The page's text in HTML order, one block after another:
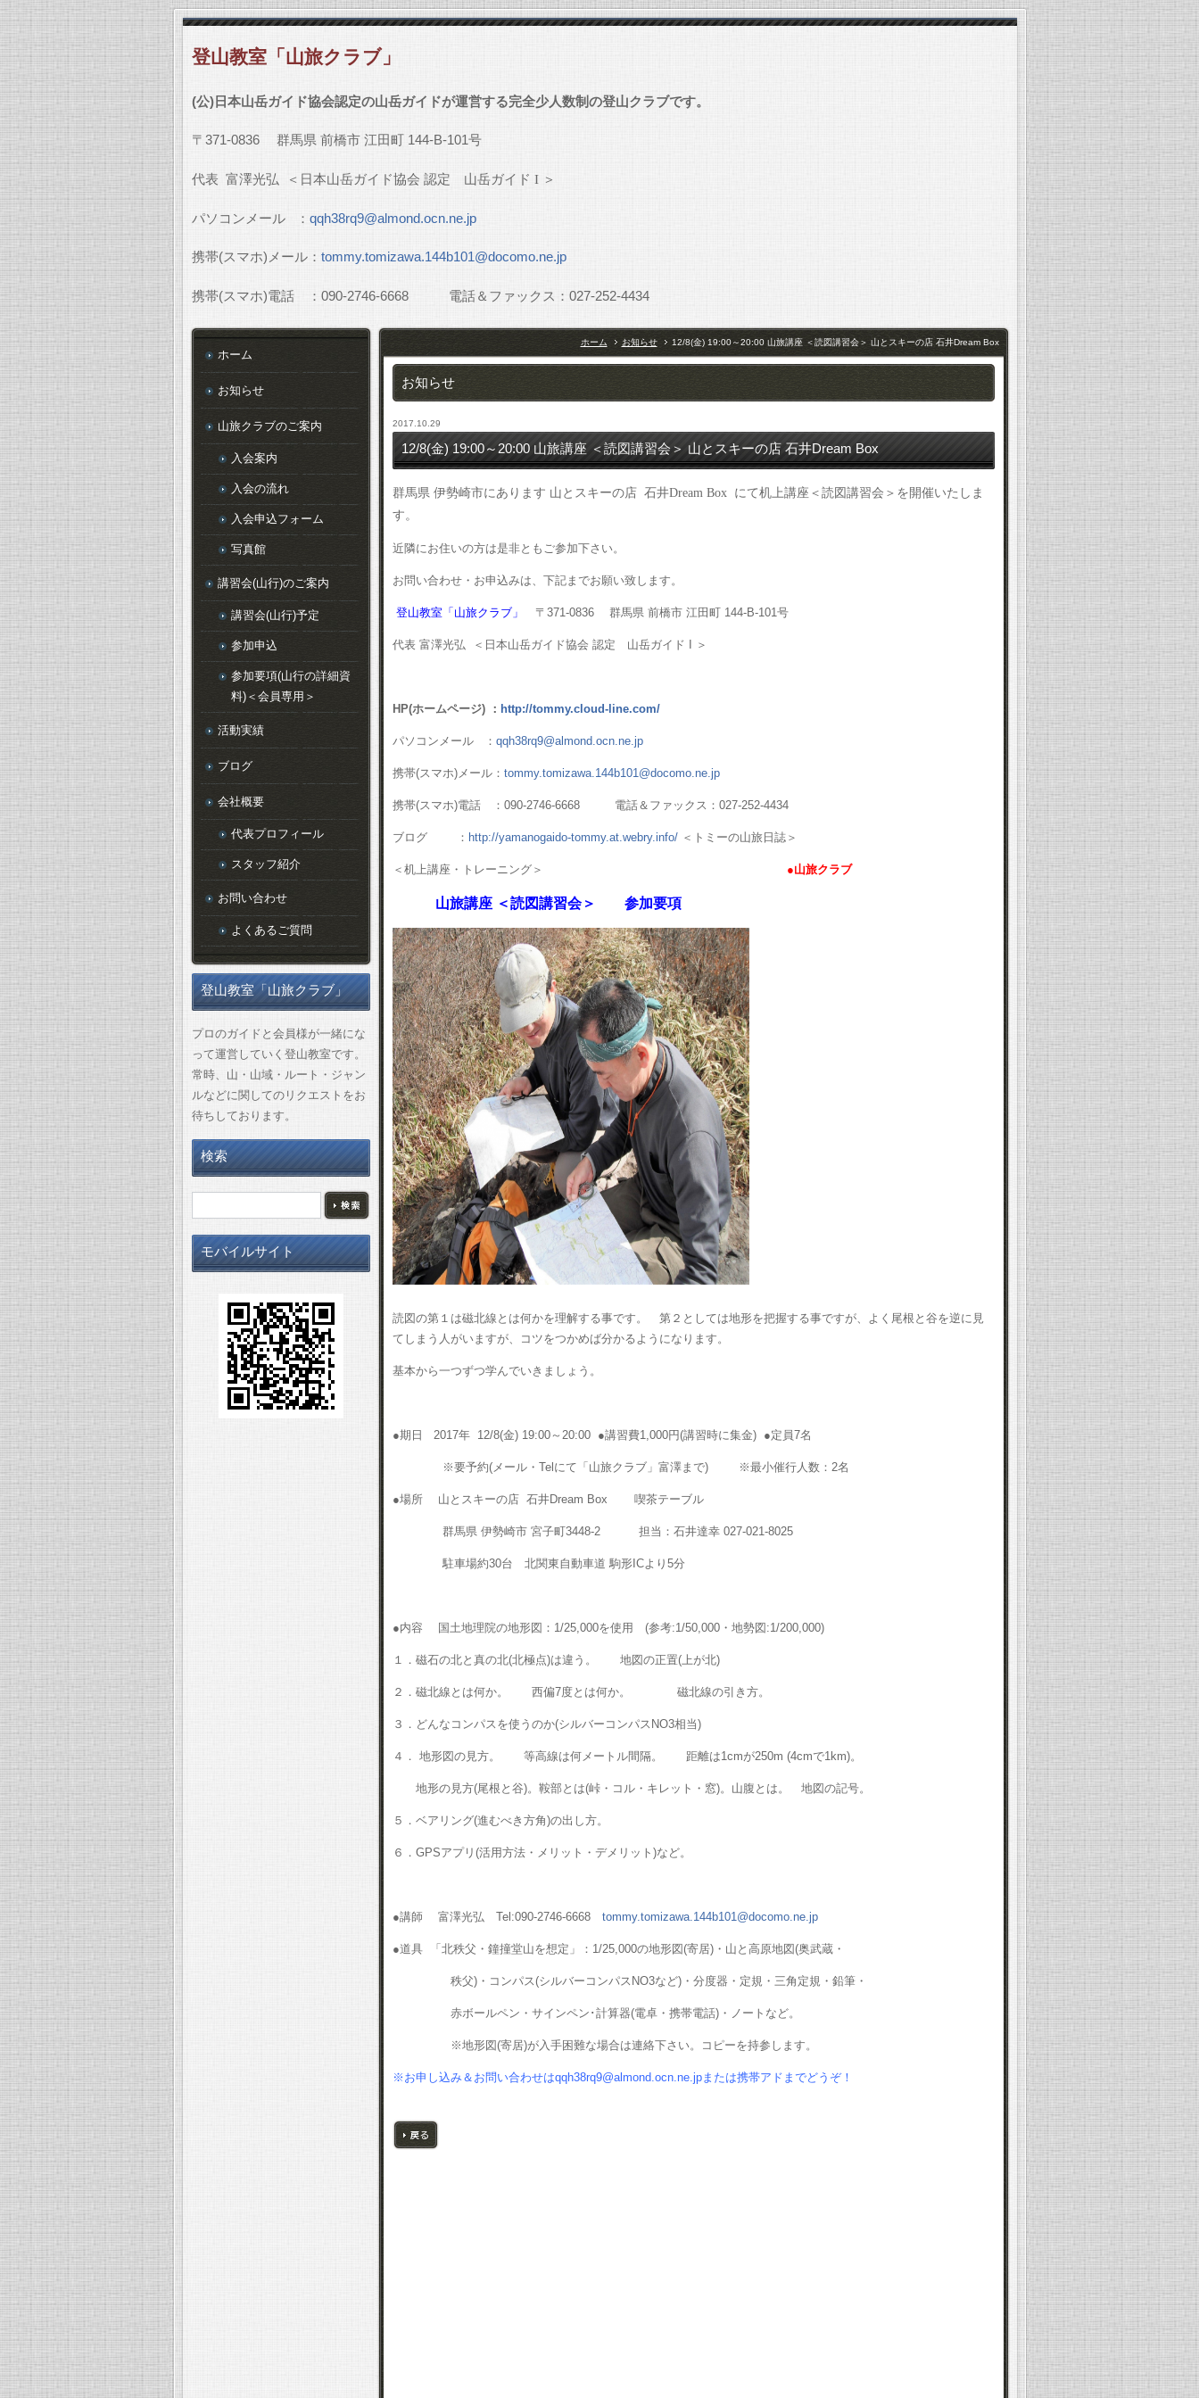
登山教室「山旅クラブ」
(公)日本山岳ガイド協会認定の山岳ガイドが運営する完全少人数制の登山クラブです。
〒 371-0836 群馬県 前橋市 江田町 144-B-101号
代表 富澤光弘 ＜日本山岳ガイド協会 認定 山岳ガイド I ＞
パソコンメール ： qqh38rq9@almond.ocn.ne.jp
携帯(スマホ)メール： tommy.tomizawa.144b101@docomo.ne.jp
携帯(スマホ)電話 ： 090-2746-6668電話＆ファックス： 027-252-4434
ホーム お知らせ 12/8(金) 19:00～20:00 山旅講座 ＜読図講習会＞ 山とスキーの店 石井Dream Box
お知らせ
2017.10.29
12/8(金) 19:00～20:00 山旅講座 ＜読図講習会＞ 山とスキーの店 石井Dream Box
群馬県 伊勢崎市にあります 山とスキーの店 石井Dream Box にて机上講座＜読図講習会＞を開催いたしま
す。
近隣にお住いの方は是非ともご参加下さい。
お問い合わせ・お申込みは、下記までお願い致します。
登山教室「山旅クラブ」 〒 371-0836 群馬県 前橋市 江田町144-B-101号
代表 富澤光弘 ＜日本山岳ガイド協会 認定 山岳ガイド I ＞
HP(ホームページ) ： http://tommy.cloud-line.com/
パソコンメール ： qqh38rq9@almond.ocn.ne.jp
携帯(スマホ)メール： tommy.tomizawa.144b101@docomo.ne.jp
携帯(スマホ)電話 ： 090-2746-6668電話＆ファックス： 027-252-4434
ブログ ： http://yamanogaido-tommy.at.webry.info/ ＜トミーの山旅日誌＞
＜机上講座・トレーニング＞ ●山旅クラブ
山旅講座 ＜読図講習会＞ 参加要項
読図の第１は磁北線とは何かを理解する事です。 第２としては地形を把握する事ですが、よく尾根と谷を逆に見
てしまう人がいますが、コツをつかめば分かるようになります。
基本から一つずつ学んでいきましょう。
●期日 2017年12/8(金) 19:00～ 20:00 ●講習費1,000円(講習時に集金) ●定員7名
※要予約(メール・ Telにて「山旅クラブ」富澤まで) ※最小催行人数： 2名
●場所 山とスキーの店 石井Dream Box 喫茶テーブル
群馬県 伊勢崎市 宮子町3448-2 担当：石井達幸027-021-8025
駐車場約30台 北関東自動車道 駒形ICより 5分
●内容 国土地理院の地形図： 1/25,000を使用 (参考:1/50,000・地勢図:1/200,000)
１．磁石の北と真の北(北極点)は違う。 地図の正置(上が北)
２．磁北線とは何か。 西偏7度とは何か。 磁北線の引き方。
３．どんなコンパスを使うのか(シルバーコンパス NO3相当)
４． 地形図の見方。 等高線は何メートル間隔。 距離は1cmが250m (4cmで1km)。
地形の見方(尾根と谷)。鞍部とは(峠・コル・キレット・窓)。山腹とは。 地図の記号。
５．ベアリング(進むべき方角)の出し方。
６． GPSアプリ (活用方法・メリット・デメリット )など。
●講師 富澤光弘 Tel:090-2746-6668 tommy.tomizawa.144b101@docomo.ne.jp
●道具 「北秩父・鐘撞堂山を想定」： 1/25,000の地形図(寄居)・山と高原地図(奥武蔵・
秩父)・コンパス(シルバーコンパス NO3など)・分度器・定規・三角定規・鉛筆・
赤ボールペン・サインペン･計算器(電卓・携帯電話)・ノートなど。
※地形図(寄居)が入手困難な場合は連絡下さい。コピーを持参します。
※お申し込み＆お問い合わせはqqh38rq9@almond.ocn.ne.jpまたは携帯アドまでどうぞ！
ホーム
お知らせ
山旅クラブのご案内
入会案内
入会の流れ
入会申込フォーム
写真館
講習会(山行)のご案内
講習会(山行)予定
参加申込
参加要項(山行の詳細資
料)＜会員専用＞
活動実績
ブログ
会社概要
代表プロフィール
スタッフ紹介
お問い合わせ
よくあるご質問
登山教室「山旅クラブ」
プロのガイドと会員様が一緒にな
って運営していく登山教室です。
常時、山・山域・ルート・ジャン
ルなどに関してのリクエストをお
待ちしております。
検索
モバイルサイト